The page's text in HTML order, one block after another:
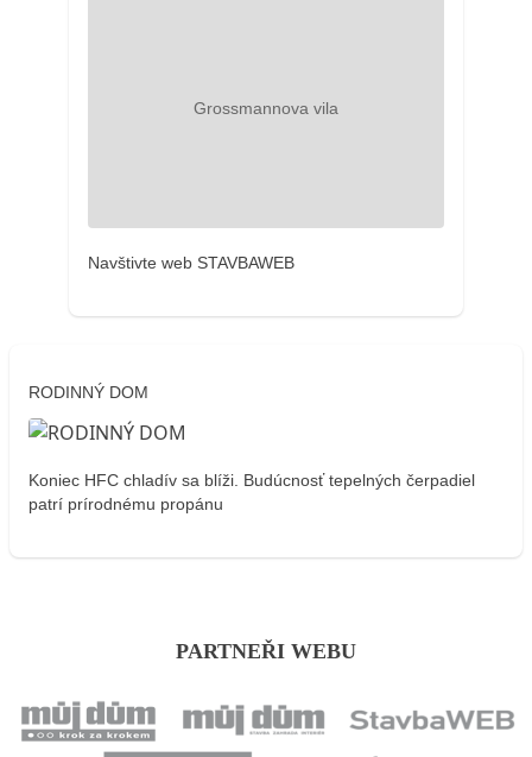
Navštivte web STAVBAWEB
RODINNÝ DOM
Koniec HFC chladív sa blíži. Budúcnosť tepelných čerpadiel
patrí prírodnému propánu
PARTNEŘI WEBU